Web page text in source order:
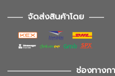
จัดส่งสินค้าโดย
ช่องทางก